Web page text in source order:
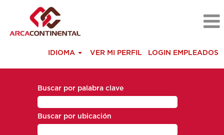
IDIOMA VER MI PERFIL LOGIN EMPLEADOS
Buscar por palabra clave
Buscar por ubicación